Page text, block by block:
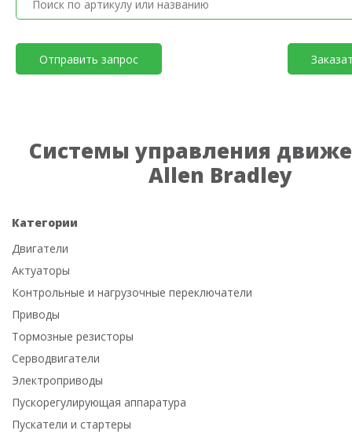
Отправить запрос
Системы управления
Allen Bradley
Категории
Двигатели
Актуаторы
Контрольные и нагрузочные переключатели
Приводы
Тормозные резисторы
Серводвигатели
Электроприводы
Пускорегулирующая аппаратура
Пускатели и стартеры